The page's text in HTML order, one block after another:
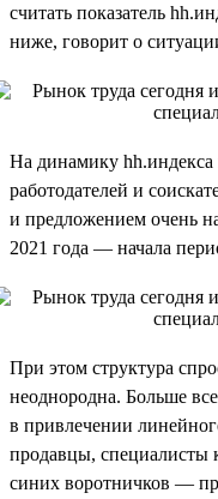
считать показатель
ниже, говорит о
На динамику
работодателей и
и предложением очень
2021 года — начала
При этом структура
неоднородна. Больше
в привлечении
продавцы, специалисты
синих воротничков —